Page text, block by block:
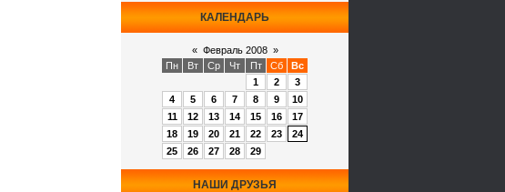
КАЛЕНДАРЬ
« Февраль 2008 »
Пн
Вт Ср Чт Пт Сб
Вс
1
2
3
4
5 6 7 8 9
10
11
12 13 14 15 16
17
18
19 20 21 22 23
24
25
26 27 28 29
НАШИ ДРУЗЬЯ